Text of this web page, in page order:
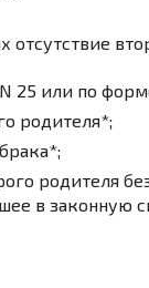
25 или по
родителя*;
родителя
в законную